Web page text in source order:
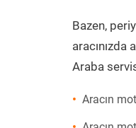
Bazen,
aracınızda
Araba
Aracın